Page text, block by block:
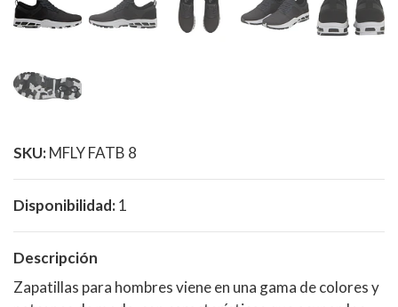
SKU:MFLY FATB 8
Disponibilidad:1
Descripción
Zapatillas para hombres viene en una gama de colores y